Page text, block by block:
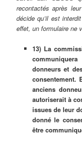
recontactés après
décide qu’il est
effet, un formulaire ne
13) La
donneurs et
anciens
autoriserait à
issues de leur
donné le
être